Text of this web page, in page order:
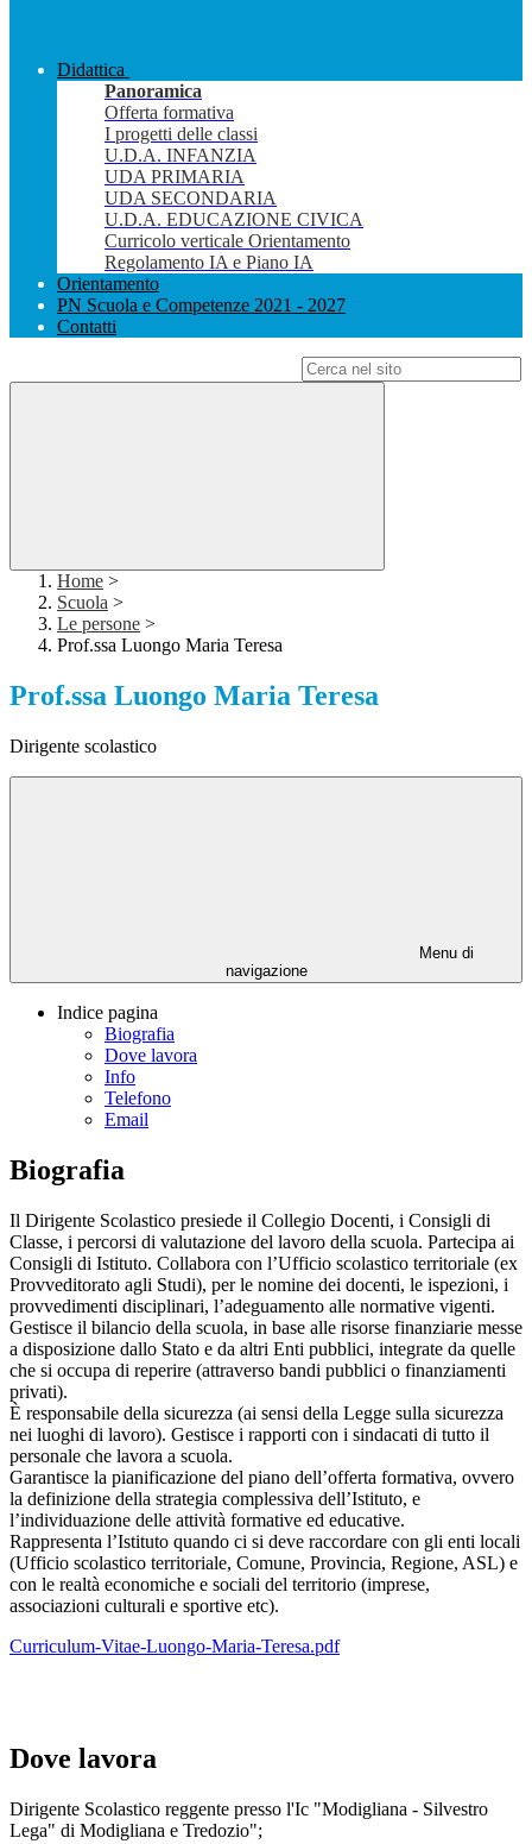
Didattica
Panoramica
Offerta formativa
I progetti delle classi
U.D.A. INFANZIA
UDA PRIMARIA
UDA SECONDARIA
U.D.A. EDUCAZIONE CIVICA
Curricolo verticale Orientamento
Regolamento IA e Piano IA
Orientamento
PN Scuola e Competenze 2021 - 2027
Contatti
Home >
Scuola >
Le persone >
Prof.ssa Luongo Maria Teresa
Prof.ssa Luongo Maria Teresa
Dirigente scolastico
Menu di
navigazione
Indice pagina
Biografia
Dove lavora
Info
Telefono
Email
Biografia
Il Dirigente Scolastico presiede il Collegio Docenti, i Consigli di
Classe, i percorsi di valutazione del lavoro della scuola. Partecipa ai
Consigli di Istituto. Collabora con l’Ufficio scolastico territoriale (ex
Provveditorato agli Studi), per le nomine dei docenti, le ispezioni, i
provvedimenti disciplinari, l’adeguamento alle normative vigenti.
Gestisce il bilancio della scuola, in base alle risorse finanziarie messe
a disposizione dallo Stato e da altri Enti pubblici, integrate da quelle
che si occupa di reperire (attraverso bandi pubblici o finanziamenti
privati).
È responsabile della sicurezza (ai sensi della Legge sulla sicurezza
nei luoghi di lavoro). Gestisce i rapporti con i sindacati di tutto il
personale che lavora a scuola.
Garantisce la pianificazione del piano dell’offerta formativa, ovvero
la definizione della strategia complessiva dell’Istituto, e
l’individuazione delle attività formative ed educative.
Rappresenta l’Istituto quando ci si deve raccordare con gli enti locali
(Ufficio scolastico territoriale, Comune, Provincia, Regione, ASL) e
con le realtà economiche e sociali del territorio (imprese,
associazioni culturali e sportive etc).
Curriculum-Vitae-Luongo-Maria-Teresa.pdf
Dove lavora
Dirigente Scolastico reggente presso l'Ic "Modigliana - Silvestro
Lega" di Modigliana e Tredozio";